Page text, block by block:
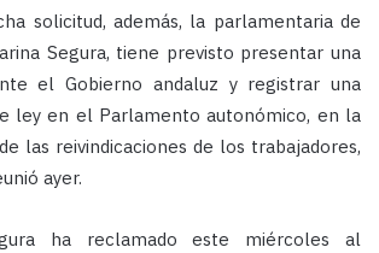
solicitud, además, la parlamentaria de
Segura, tiene previsto presentar una
el Gobierno andaluz y registrar una
ley en el Parlamento autonómico, en la
las reivindicaciones de los trabajadores,
ayer.
ha reclamado este miércoles al